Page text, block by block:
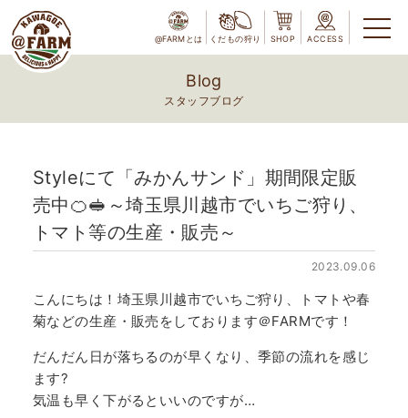
@FARMとは くだもの狩り SHOP ACCESS
Blog
スタッフブログ
Styleにて「みかんサンド」期間限定販
売中🍊🥪～埼玉県川越市でいちご狩り、
トマト等の生産・販売～
2023.09.06
こんにちは！埼玉県川越市でいちご狩り、トマトや春
菊などの生産・販売をしております＠FARMです！
だんだん日が落ちるのが早くなり、季節の流れを感じ
ます?
気温も早く下がるといいのですが…